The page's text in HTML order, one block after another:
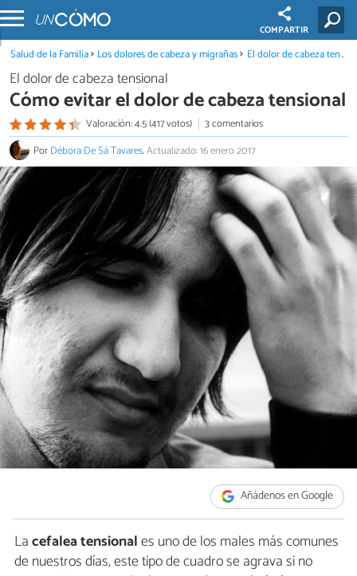
COMPARTIR
Salud de la Familia Los dolores de cabeza y migrañas El dolor de cabeza tensional
El dolor de cabeza tensional
Cómo evitar el dolor de cabeza tensional
Valoración: 4.5 (417 votos)
3 comentarios
PorDébora De Sá Tavares.Actualizado: 16 enero 2017
Añádenos en Google
Lacefalea tensionales uno de los males más comunes
de nuestros días, este tipo de cuadro se agrava si no